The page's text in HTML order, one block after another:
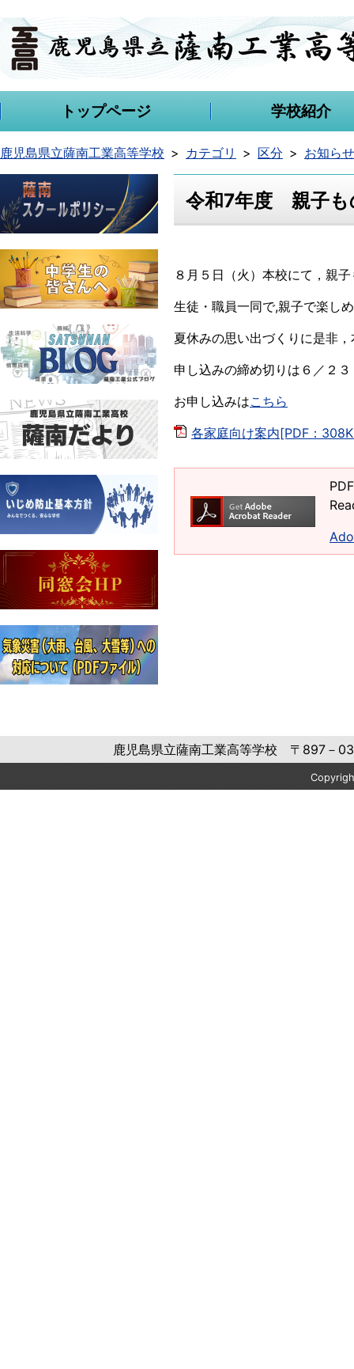
トップページ 学校紹介
鹿児島県立薩南工業高等学校 カテゴリ 区分 お知らせ
令和7年度 親子も
８月５日（火）本校にて，親
生徒・職員一同で,親子で楽し
夏休みの思い出づくりに是非
申し込みの締め切りは６／２
お申し込みはこちら
各家庭向け案内[PDF：
鹿児島県立薩南工業高等学校 〒897